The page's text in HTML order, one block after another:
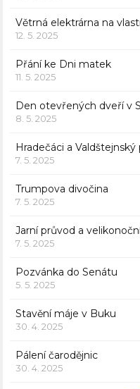
Větrná elektrárna na
12. 5. 2025
Přání ke Dni matek
11. 5. 2025
Den otevřených dveří v
8. 5. 2025
Hradečáci a Valdštejnský
7. 5. 2025
Trumpova divočina
7. 5. 2025
Jarní průvod a
7. 5. 2025
Pozvánka do Senátu
5. 5. 2025
Stavění máje v Buku
30. 4. 2025
Pálení čarodějnic
30. 4. 2025